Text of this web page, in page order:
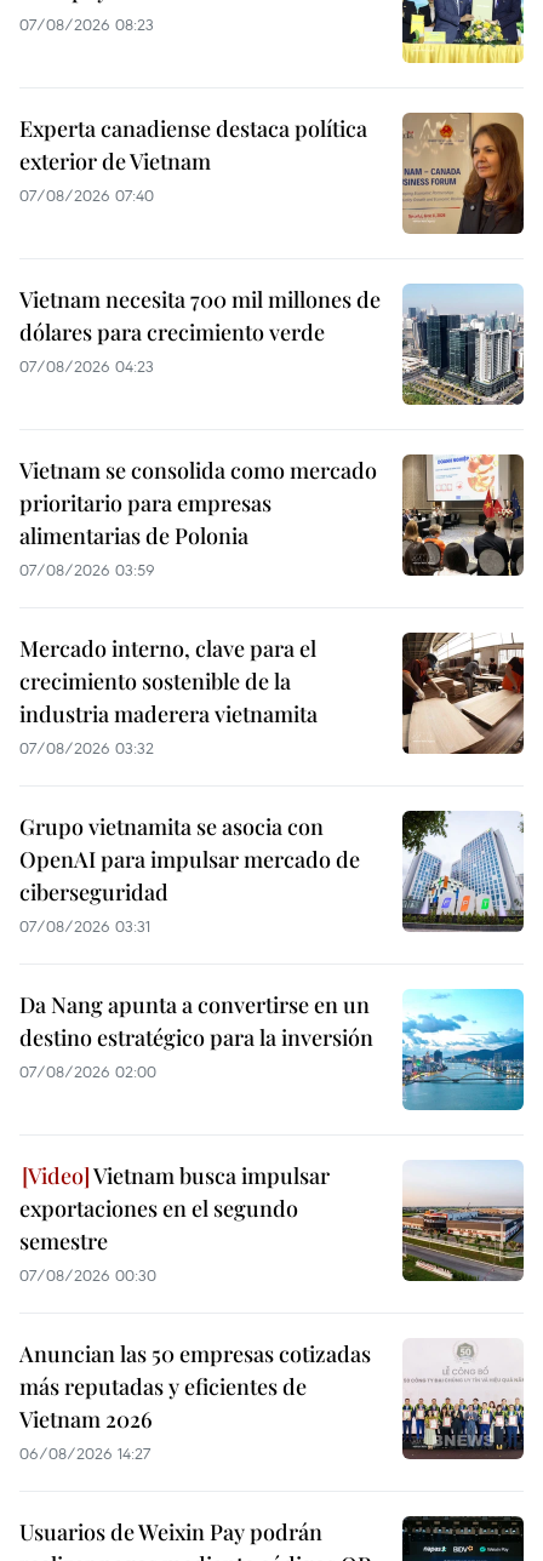
07/08/2026 08:23
Experta canadiense destaca política
exterior de Vietnam
07/08/2026 07:40
Vietnam necesita 700 mil millones de
dólares para crecimiento verde
07/08/2026 04:23
Vietnam se consolida como mercado
prioritario para empresas
alimentarias de Polonia
07/08/2026 03:59
Mercado interno, clave para el
crecimiento sostenible de la
industria maderera vietnamita
07/08/2026 03:32
Grupo vietnamita se asocia con
OpenAI para impulsar mercado de
ciberseguridad
07/08/2026 03:31
Da Nang apunta a convertirse en un
destino estratégico para la inversión
07/08/2026 02:00
Vietnam busca impulsar
exportaciones en el segundo
semestre
07/08/2026 00:30
Anuncian las 50 empresas cotizadas
más reputadas y eficientes de
Vietnam 2026
06/08/2026 14:27
Usuarios de Weixin Pay podrán